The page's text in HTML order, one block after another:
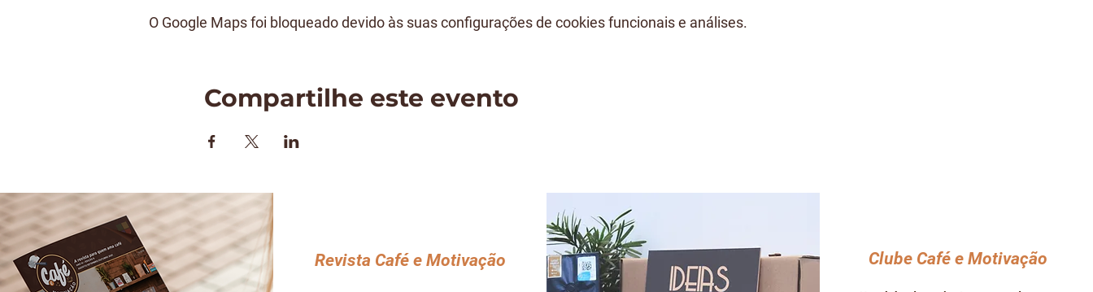
O Google Maps foi bloqueado devido às suas configurações de cookies funcionais e análises.
Compartilhe este evento
Revista Café e Motivação Clube Café e Motivação